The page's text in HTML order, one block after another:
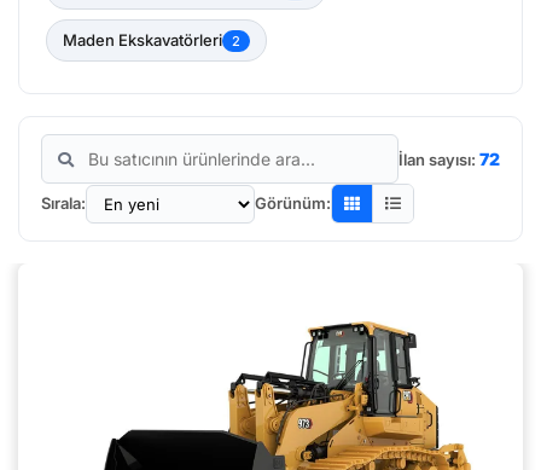
Maden Ekskavatörleri 2
İlan sayısı: 72
Sırala: Görünüm: